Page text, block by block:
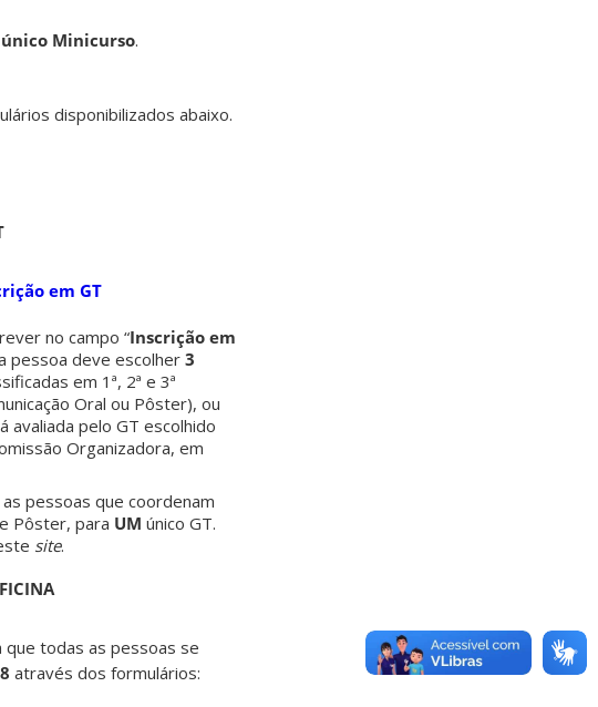
Minicurso.
disponibilizados abaixo.
em GT
no campo “Inscrição em
pessoa deve escolher 3
em 1ª, 2ª e 3ª
Oral ou Pôster), ou
pelo GT escolhido
Organizadora, em
pessoas que coordenam
Pôster, para UM único GT.
site.
que todas as pessoas se
através dos formulários: